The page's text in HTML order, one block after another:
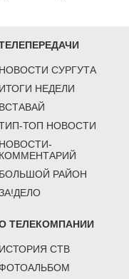
НОВОСТИ СУРГУТА
ИТОГИ НЕДЕЛИ
ВСТАВАЙ
ТОП НОВОСТИ
НОВОСТИ-
КОММЕНТАРИЙ
БОЛЬШОЙ РАЙОН
ТЕЛЕКОМПАНИИ
ИСТОРИЯ СТВ